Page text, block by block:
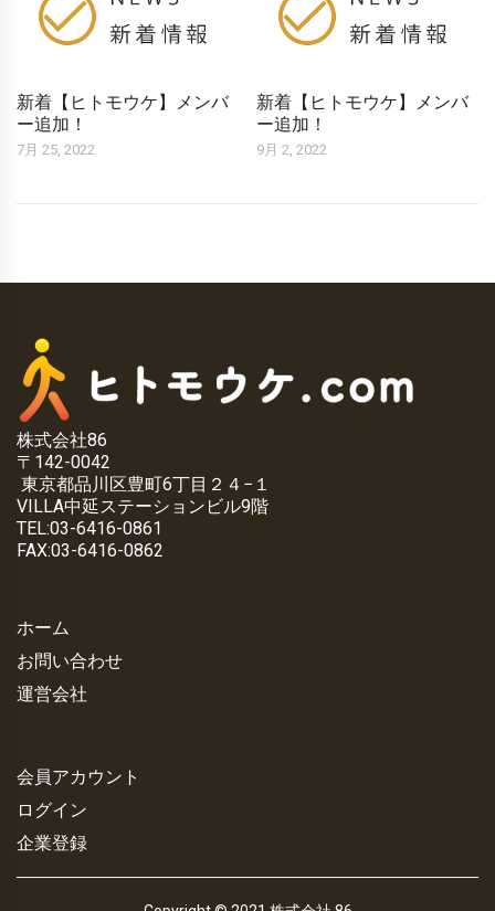
新着【ヒトモウケ】メンバ
ー追加！
7月 25, 2022
新着【ヒトモウケ】メンバ
ー追加！
9月 2, 2022
株式会社86
〒142-0042
東京都品川区豊町6丁目２４−１
VILLA中延ステーションビル9階
TEL:03-6416-0861
FAX:03-6416-0862
ホーム
お問い合わせ
運営会社
会員アカウント
ログイン
企業登録